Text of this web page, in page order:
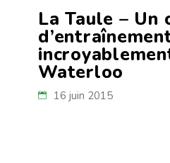
La Taule – Un
Waterloo
16 juin 2015